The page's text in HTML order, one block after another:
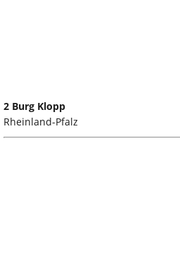
2 Burg Klopp
Rheinland-Pfalz